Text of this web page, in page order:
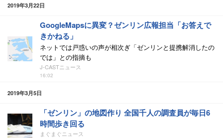
2019年3月22日
GoogleMapsに異変？ゼンリン広報担当「お答えで
きかねる」
ネットでは戸惑いの声が相次ぎ「ゼンリンと提携解消したの
では」との指摘も
J-CASTニュース
16:02
2019年3月5日
「ゼンリン」の地図作り 全国千人の調査員が毎日6
時間歩き回る
まぐまぐニュース